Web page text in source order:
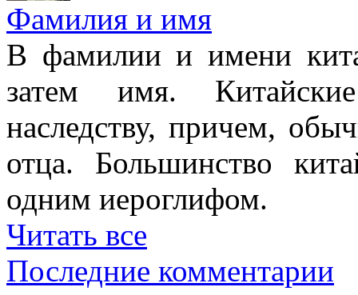
Фамилия и имя
В фамилии и имени
затем имя.
наследству, причем,
отца. Большинство
одним иероглифом.
Читать все
Последние комментарии